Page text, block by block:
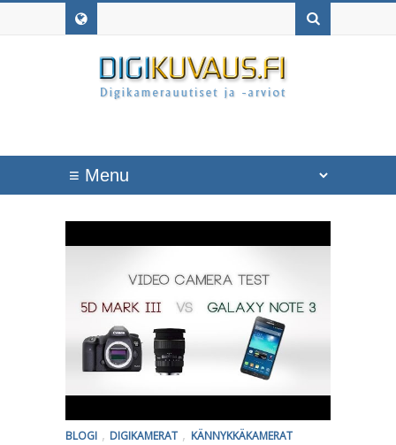
BLOGI , DIGIKAMERAT , KÄNNYKKÄKAMERAT